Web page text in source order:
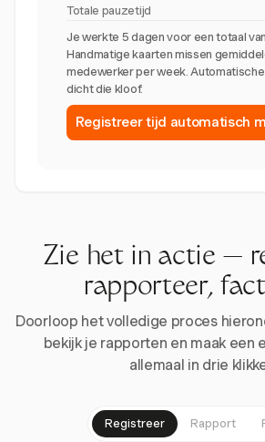
Totale pauzetijd
Je werkte 5 dagen voor een totaal
Handmatige kaarten missen
medewerker per week.
dicht die kloof.
Registreer tijd automatisch
Zie het in actie —
rapporteer,
Doorloop het volledige proces
bekijk je rapporten en maak
allemaal in drie
Registreer Rapport